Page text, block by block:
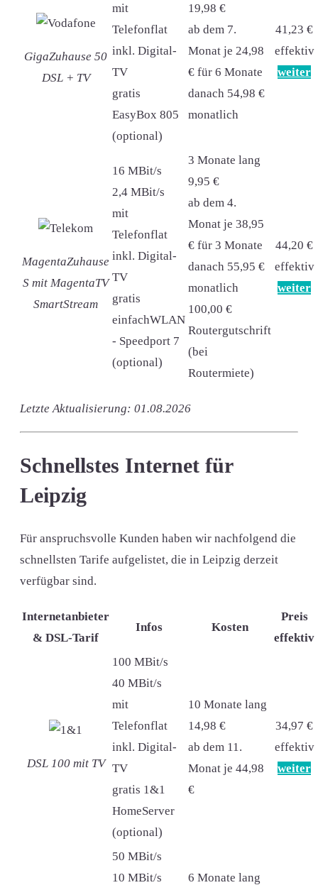
GigaZuhause 50
DSL + TV
mit
Telefonflat
inkl. Digital-
TV
gratis
EasyBox 805
(optional)
19,98 €
ab dem 7.
Monat je 24,98
€ für 6 Monate
danach 54,98 €
monatlich
41,23 €
effektiv
weiter
MagentaZuhause
S mit MagentaTV
SmartStream
16 MBit/s
2,4 MBit/s
mit
Telefonflat
inkl. Digital-
TV
gratis
einfachWLAN
- Speedport 7
(optional)
3 Monate lang
9,95 €
ab dem 4.
Monat je 38,95
€ für 3 Monate
danach 55,95 €
monatlich
100,00 €
Routergutschrift
(bei
Routermiete)
44,20 €
effektiv
weiter
Letzte Aktualisierung: 01.08.2026
Schnellstes Internet für
Leipzig
Für anspruchsvolle Kunden haben wir nachfolgend die
schnellsten Tarife aufgelistet, die in Leipzig derzeit
verfügbar sind.
Internetanbieter
& DSL-Tarif
Infos Kosten
Preis
effektiv
DSL 100 mit TV
100 MBit/s
40 MBit/s
mit
Telefonflat
inkl. Digital-
TV
gratis 1&1
HomeServer
(optional)
10 Monate lang
14,98 €
ab dem 11.
Monat je 44,98
€
34,97 €
effektiv
weiter
50 MBit/s
10 MBit/s
6 Monate lang